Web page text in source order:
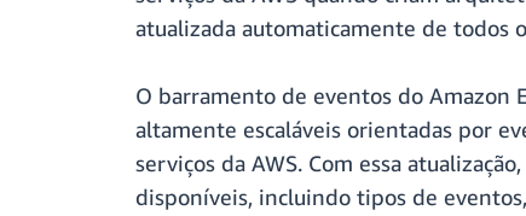
atualizada automaticamente de todos
O barramento de eventos do Amazon
altamente escaláveis orientadas por
serviços da AWS. Com essa
disponíveis, incluindo tipos de